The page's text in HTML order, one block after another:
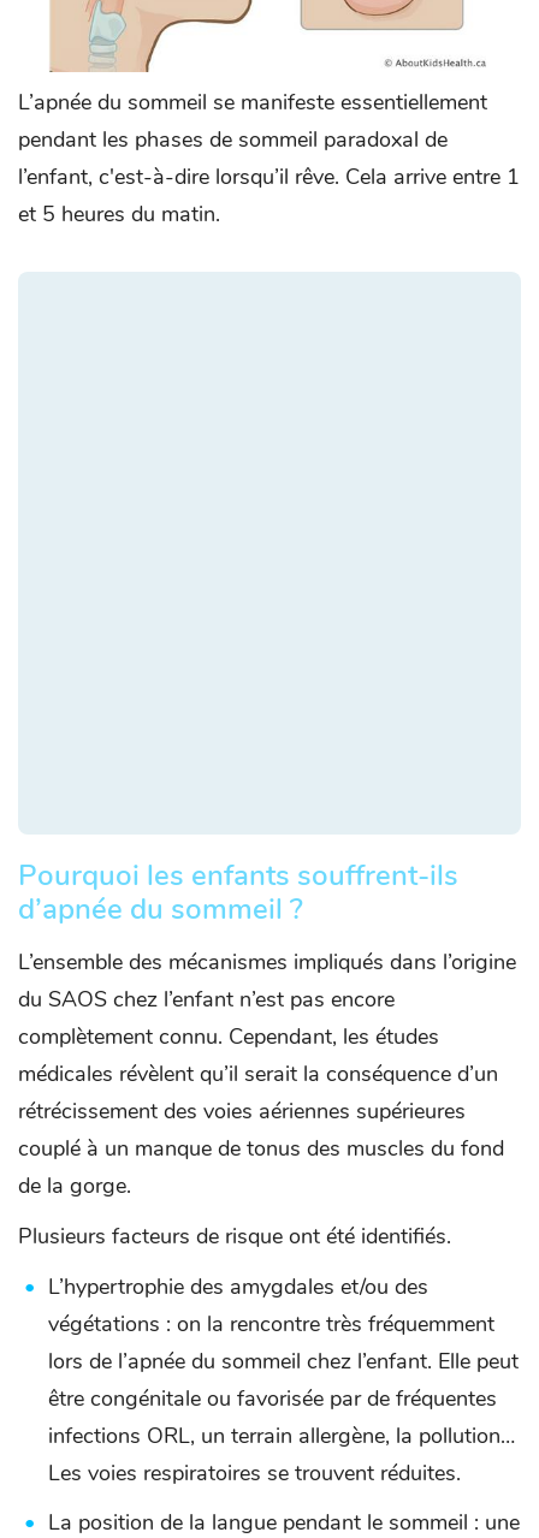
L’apnée du sommeil se manifeste essentiellement
pendant les phases de sommeil paradoxal de
l’enfant, c'est-à-dire lorsqu’il rêve. Cela arrive entre 1
et 5 heures du matin.
Pourquoi les enfants souffrent-ils
d’apnée du sommeil ?
L’ensemble des mécanismes impliqués dans l’origine
du SAOS chez l’enfant n’est pas encore
complètement connu. Cependant, les études
médicales révèlent qu’il serait la conséquence d’un
rétrécissement des voies aériennes supérieures
couplé à un manque de tonus des muscles du fond
de la gorge.
Plusieurs facteurs de risque ont été identifiés.
L’hypertrophie des amygdales et/ou des
végétations : on la rencontre très fréquemment
lors de l’apnée du sommeil chez l’enfant. Elle peut
être congénitale ou favorisée par de fréquentes
infections ORL, un terrain allergène, la pollution…
Les voies respiratoires se trouvent réduites.
La position de la langue pendant le sommeil : une